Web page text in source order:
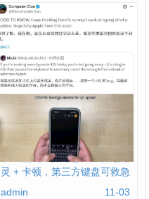
iOS 输入法新问题：空格键失
灵 + 卡顿，第三方键盘可救急
admin
11-03